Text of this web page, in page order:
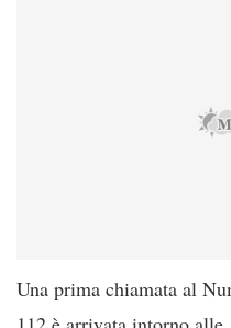
Una prima chiamata al